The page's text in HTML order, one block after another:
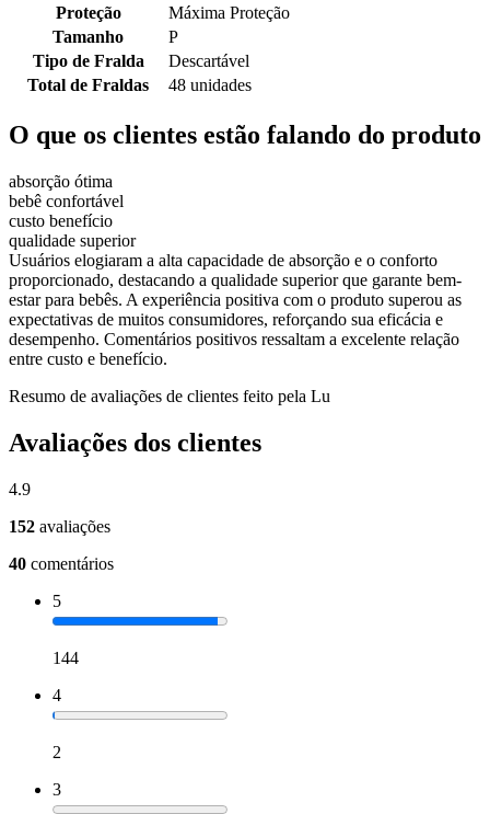
Proteção
Máxima Proteção
Tamanho
P
Tipo de Fralda
Descartável
Total de Fraldas
48 unidades
O que os clientes estão falando do produto
absorção ótima
bebê confortável
custo benefício
qualidade superior
Usuários elogiaram a alta capacidade de absorção e o conforto
proporcionado, destacando a qualidade superior que garante bem-
estar para bebês. A experiência positiva com o produto superou as
expectativas de muitos consumidores, reforçando sua eficácia e
desempenho. Comentários positivos ressaltam a excelente relação
entre custo e benefício.
Resumo de avaliações de clientes feito pela Lu
Avaliações dos clientes
4.9
152 avaliações
40 comentários
5
144
4
2
3